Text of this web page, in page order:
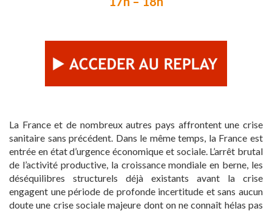
La France et de nombreux autres pays affrontent une crise
sanitaire sans précédent. Dans le même temps, la France est
entrée en état d’urgence économique et sociale. L’arrêt brutal
de l’activité productive, la croissance mondiale en berne, les
déséquilibres structurels déjà existants avant la crise
engagent une période de profonde incertitude et sans aucun
doute une crise sociale majeure dont on ne connaît hélas pas